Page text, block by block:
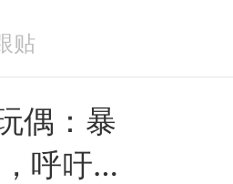
贴
偶：暴
呼吁平